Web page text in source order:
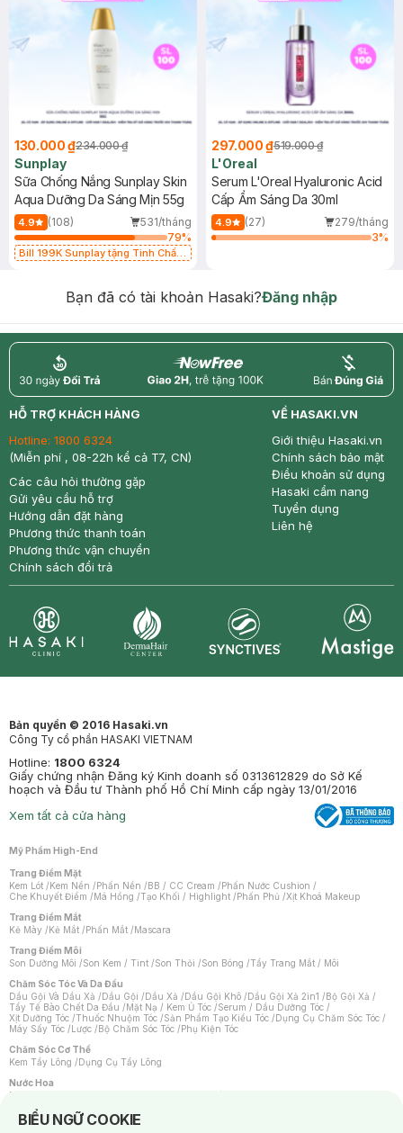
130.000 ₫234.000 ₫
Sunplay
Sữa Chống Nắng Sunplay Skin
Aqua Dưỡng Da Sáng Mịn 55g
4.9 (108)
531/tháng
79%
Bill 199K Sunplay tặng Tinh Chất
297.000 ₫519.000 ₫
L'Oreal
Serum L'Oreal Hyaluronic Acid
Cấp Ẩm Sáng Da 30ml
4.9 (27)
279/tháng
3%
Bạn đã có tài khoản Hasaki?Đăng nhập
return nowfree price
HỖ TRỢ KHÁCH HÀNG
Hotline: 1800 6324
(Miễn phí , 08-22h kể cả T7, CN)
Các câu hỏi thường gặp
Gửi yêu cầu hỗ trợ
Hướng dẫn đặt hàng
Phương thức thanh toán
Phương thức vận chuyển
Chính sách đổi trả
VỀ HASAKI.VN
Giới thiệu Hasaki.vn
Chính sách bảo mật
Điều khoản sử dụng
Hasaki cẩm nang
Tuyển dụng
Liên hệ
Bản quyền © 2016 Hasaki.vn
Công Ty cổ phần HASAKI VIETNAM
Hotline: 1800 6324
Giấy chứng nhận Đăng ký Kinh doanh số 0313612829 do Sở Kế
hoạch và Đầu tư Thành phố Hồ Chí Minh cấp ngày 13/01/2016
Xem tất cả cửa hàng
Mỹ Phẩm High-End
Trang Điểm Mặt
Kem Lót /Kem Nền /Phấn Nền /BB / CC Cream /Phấn Nước Cushion /
Che Khuyết Điểm /Má Hồng /Tạo Khối / Highlight /Phấn Phủ /Xịt Khoá Makeup
Trang Điểm Mắt
Kẻ Mày /Kẻ Mắt /Phấn Mắt /Mascara
Trang Điểm Môi
Son Dưỡng Môi /Son Kem / Tint /Son Thỏi /Son Bóng /Tẩy Trang Mắt / Môi
Chăm Sóc Tóc Và Da Đầu
Dầu Gội Và Dầu Xả /Dầu Gội /Dầu Xả /Dầu Gội Khô /Dầu Gội Xả 2in1 /Bộ Gội Xả /
Tẩy Tế Bào Chết Da Đầu /Mặt Nạ / Kem Ủ Tóc /Serum / Dầu Dưỡng Tóc /
Xịt Dưỡng Tóc /Thuốc Nhuộm Tóc /Sản Phẩm Tạo Kiểu Tóc /Dụng Cụ Chăm Sóc Tóc /
Máy Sấy Tóc /Lược /Bộ Chăm Sóc Tóc /Phụ Kiện Tóc
Chăm Sóc Cơ Thể
Kem Tẩy Lông /Dụng Cụ Tẩy Lông
Nước Hoa
Nước Hoa Nữ
Chăm Sóc Cá Nhân
BIỂU NGỮ COOKIE
Notice about cookies usage